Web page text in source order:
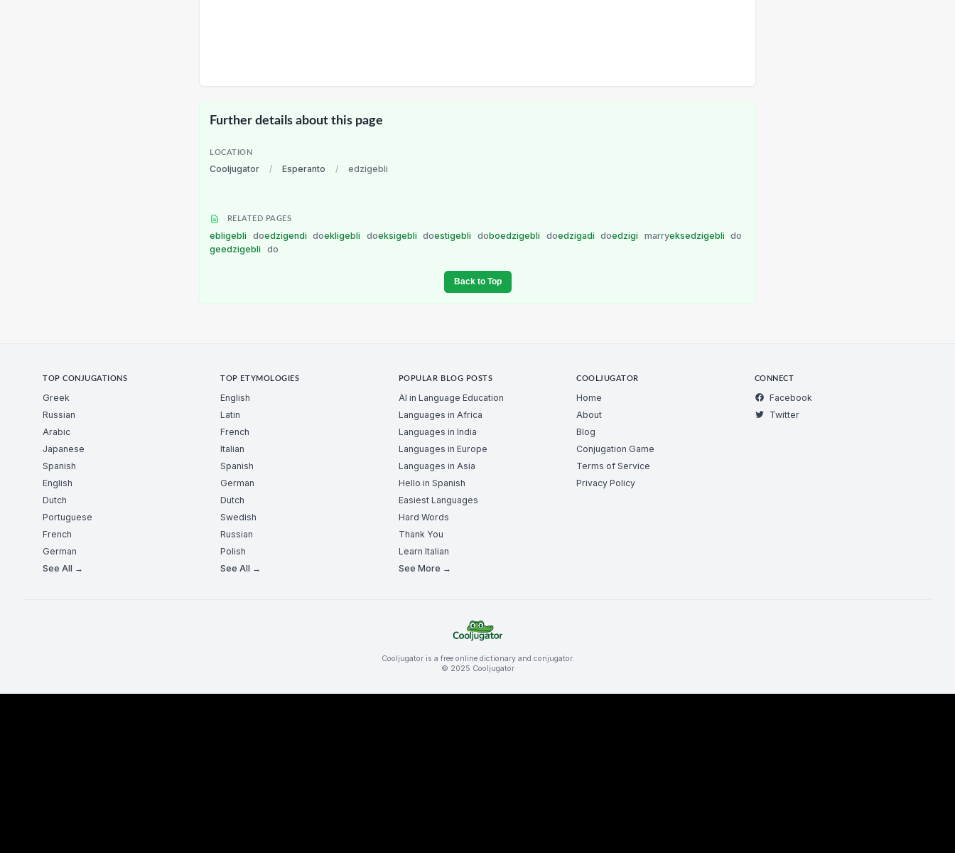
Further details about this page
LOCATION
Cooljugator / Esperanto / edzigebli
RELATED PAGES
ebligebli doedzigendi doekligebli doeksigebli doestigebli doboedzigebli doedzigadi doedzigi marryeksedzigebli
do
geedzigebli
do
Back to Top
TOP CONJUGATIONS
Greek
Russian
Arabic
Japanese
Spanish
English
Dutch
Portuguese
French
German
See All →
TOP ETYMOLOGIES
English
Latin
French
Italian
Spanish
German
Dutch
Swedish
Russian
Polish
See All →
POPULAR BLOG POSTS
AI in Language Education
Languages in Africa
Languages in India
Languages in Europe
Languages in Asia
Hello in Spanish
Easiest Languages
Hard Words
Thank You
Learn Italian
See More →
COOLJUGATOR
Home
About
Blog
Conjugation Game
Terms of Service
Privacy Policy
CONNECT
Facebook
Twitter
Cooljugator is a free online dictionary and conjugator.
© 2025 Cooljugator